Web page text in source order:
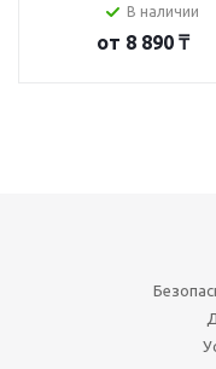
В наличии
от 8 890 ₸